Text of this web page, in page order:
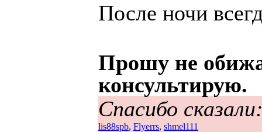
После ночи
Прошу не
консультирую.
Спасибо
lis88spb, Flyerrs, shmel111